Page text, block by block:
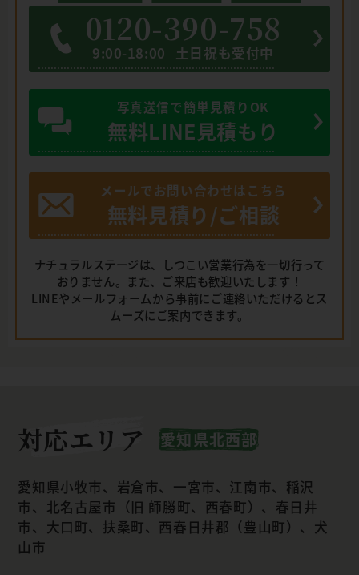
0120-390-758
9:00-18:00 土日祝も受付中
写真送信で簡単見積りOK
無料LINE見積もり
メールでお問い合わせはこちら
無料見積り/ご相談
ナチュラルステージは、しつこい営業行為を一切行って
おりません。また、ご来店も歓迎いたします！
LINEやメールフォームから事前にご連絡いただけるとス
ムーズにご案内できます。
対応エリア 愛知県北西部
愛知県小牧市、岩倉市、一宮市、江南市、稲沢
市、北名古屋市（旧 師勝町、西春町）、春日井
市、大口町、扶桑町、西春日井郡（豊山町）、犬
山市